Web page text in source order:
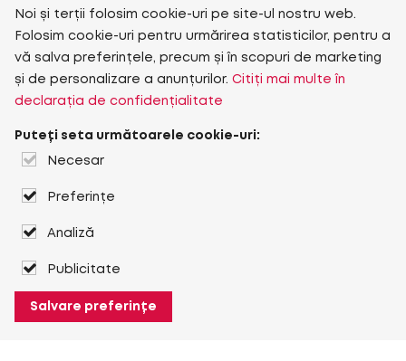
Noi și terții folosim cookie-uri pe site-ul nostru web.
Folosim cookie-uri pentru urmărirea statisticilor, pentru a
vă salva preferințele, precum și în scopuri de marketing
și de personalizare a anunțurilor. Citiți mai multe în
declarația de confidențialitate
Puteți seta următoarele cookie-uri:
Necesar
Preferințe
Analiză
Publicitate
Salvare preferințe